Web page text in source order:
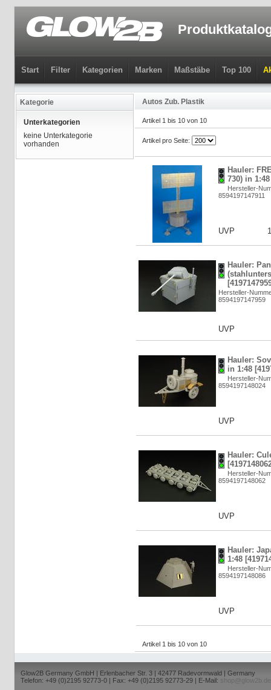
Start Filter Kategorien Marken Maßstäbe Top 100
Kategorie
Unterkategorien
keine Unterkategorie
vorhanden
Autos Zub. Plastik
Artikel 1 bis 10 von 10
Artikel pro Seite:
Hauler:
730) in
Hersteller-
8594197147911
UVP
Hauler:
Hersteller-
8594197147959
UVP
Hauler:
in 1:48
Hersteller-
8594197148024
UVP
Hauler:
Hersteller-
8594197148062
UVP
Hauler:
1:48
Hersteller-
8594197148086
UVP
Artikel 1 bis 10 von 10
Glow2B Germany GmbH | Erlenbacher Str. 3 | 42477 Radevormwald | Germany
Telefon: +49 (0)2195 92773-0 | Fax: +49 (0)2195 92773-29 | E-Mail:
shop@glow2b.de